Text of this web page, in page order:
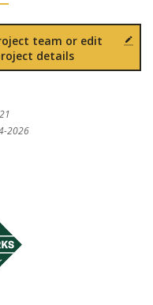
team or edit
details
2026